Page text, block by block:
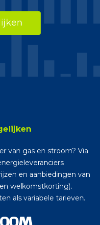
van gas en stroom? Via
en aanbiedingen van
welkomstkorting).
als variabele tarieven.